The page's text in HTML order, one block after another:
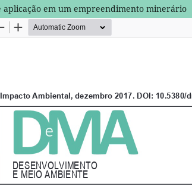
aplicação em um empreendimento minerário